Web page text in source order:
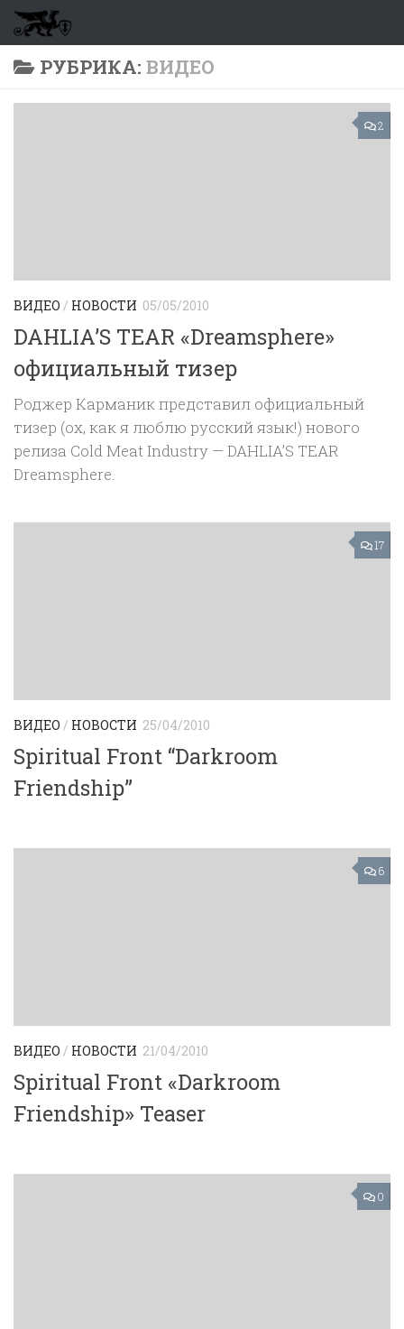
Перейти к содержимому
РУБРИКА: ВИДЕО
2
ВИДЕО / НОВОСТИ 05/05/2010
DAHLIA’S TEAR «Dreamsphere»
официальный тизер
Роджер Карманик представил официальный
тизер (ох, как я люблю русский язык!) нового
релиза Cold Meat Industry — DAHLIA’S TEAR
Dreamsphere.
17
ВИДЕО / НОВОСТИ 25/04/2010
Spiritual Front “Darkroom
Friendship”
6
ВИДЕО / НОВОСТИ 21/04/2010
Spiritual Front «Darkroom
Friendship» Teaser
0